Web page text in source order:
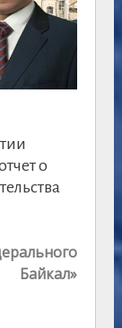
о
Байкал»